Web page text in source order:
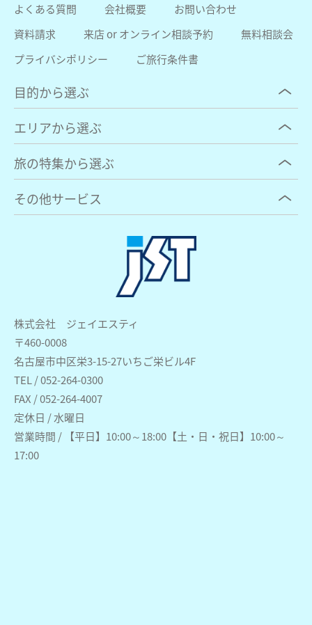
株式会社 ジェイエスティ
〒460-0008
名古屋市中区栄3-15-27いちご栄ビル4F
TEL / 052-264-0300
FAX / 052-264-4007
定休日 / 水曜日
営業時間 / 【平日】10:00～18:00【土・日・祝日】10:00～
17:00
よくある質問
会社概要
お問い合わせ
資料請求
来店 or オンライン相談予約
無料相談会
プライバシポリシー
ご旅行条件書
目的から選ぶ
エリアから選ぶ
旅の特集から選ぶ
その他サービス